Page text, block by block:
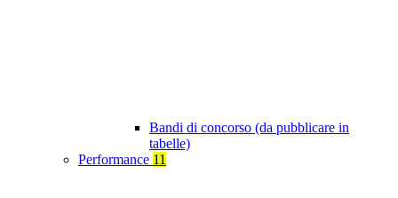
Bandi di concorso (da pubblicare in
tabelle)
Performance 11